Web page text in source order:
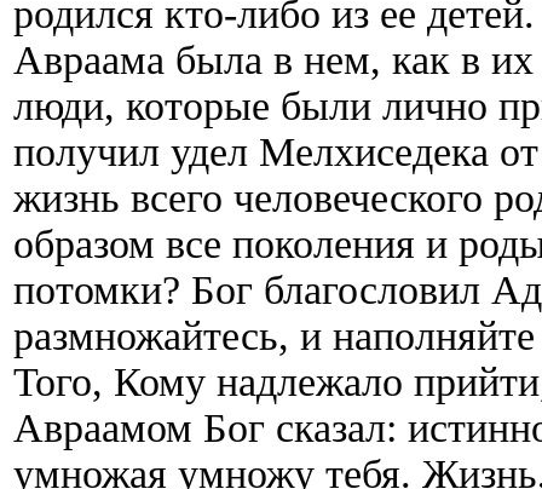
родился кто-либо из ее
Авраама была в нем, как в
люди, которые были лично
получил удел Мелхиседека
жизнь всего человеческого
образом все поколения и
потомки? Бог благословил
размножайтесь, и
Того, Кому надлежало
Авраамом Бог сказал:
умножая умножу тебя.